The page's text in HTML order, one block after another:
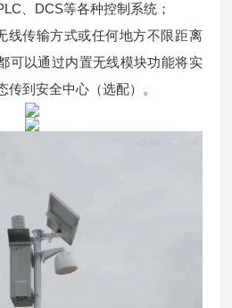
、DCS等各种控制系统；
传输方式或任何地方不限距离
可以通过内置无线模块功能将实
传到安全中心（选配）。